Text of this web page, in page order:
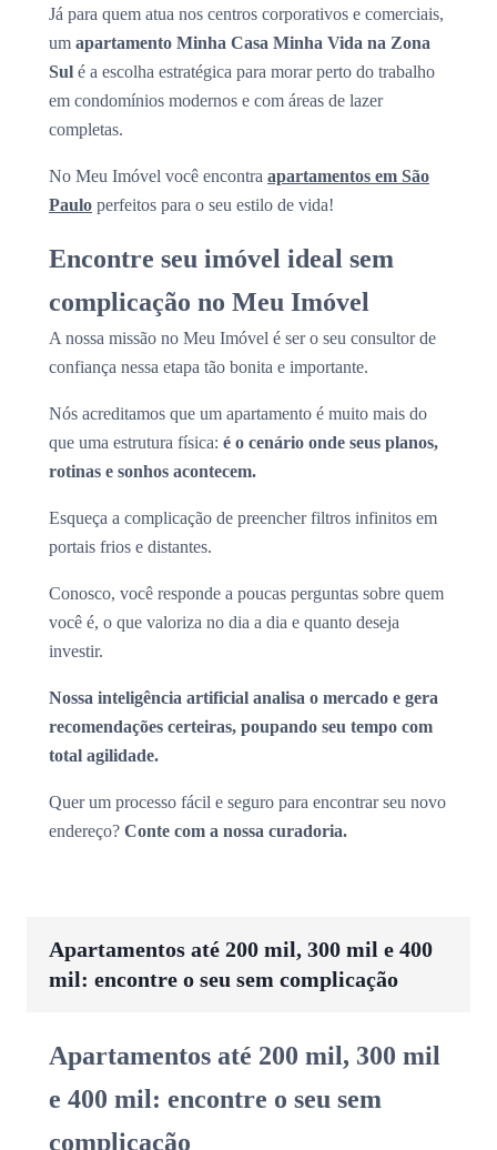
Já para quem atua nos centros corporativos e comerciais,
um apartamento Minha Casa Minha Vida na Zona
Sul é a escolha estratégica para morar perto do trabalho
em condomínios modernos e com áreas de lazer
completas.
No Meu Imóvel você encontra apartamentos em São
Paulo perfeitos para o seu estilo de vida!
Encontre seu imóvel ideal sem
complicação no Meu Imóvel
A nossa missão no Meu Imóvel é ser o seu consultor de
confiança nessa etapa tão bonita e importante.
Nós acreditamos que um apartamento é muito mais do
que uma estrutura física: é o cenário onde seus planos,
rotinas e sonhos acontecem.
Esqueça a complicação de preencher filtros infinitos em
portais frios e distantes.
Conosco, você responde a poucas perguntas sobre quem
você é, o que valoriza no dia a dia e quanto deseja
investir.
Nossa inteligência artificial analisa o mercado e gera
recomendações certeiras, poupando seu tempo com
total agilidade.
Quer um processo fácil e seguro para encontrar seu novo
endereço? Conte com a nossa curadoria.
Apartamentos até 200 mil, 300 mil e 400
mil: encontre o seu sem complicação
Apartamentos até 200 mil, 300 mil
e 400 mil: encontre o seu sem
complicação